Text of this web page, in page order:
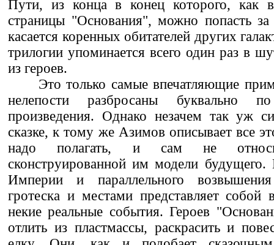
Пути, из конца в конец которого, как
страницы "Основания", можно попасть
касается коренных обитателей других
трилогии упоминается всего один раз в
из героев.
Это только самые впечатляющие
нелепости разбросаны буквально
произведения. Однако незачем так уж
сказке, к тому же Азимов описывает все
надо полагать, и сам не
сконструированной им модели будущего.
Империи и параллельного
гротеска и местами представляет
некие реальные события. Героев
отлить из пластмассы, раскрасить и